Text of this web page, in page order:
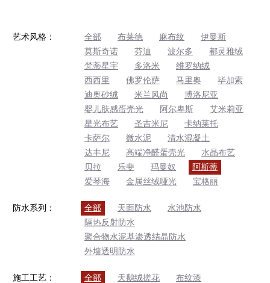
艺术风格： 全部 布莱德 麻布纹
伊曼斯
莫斯奇诺
芬迪 波尔多
都灵雅绒
梵蒂星宇
多洛米
维罗纳绒
西西里
佛罗伦萨 马里奥
毕加索
迪奥砂绒
米兰风尚
博洛尼亚
婴儿肤感蛋壳光
阿尔卑斯
艾米莉亚
星光布艺
圣吉米尼
卡纳莱托
卡萨尔
微水泥
清水混凝土
达丰尼
高端净醛蛋壳光
水晶布艺
贝拉
乐斐 玛曼奴
阿斯蒂
爱琴海
金属丝绒哑光 宝格丽
防水系列： 全部 天面防水
水池防水
隔热反射防水
聚合物水泥基渗透结晶防水
外墙透明防水
施工工艺： 全部 天鹅绒搓花
布纹漆